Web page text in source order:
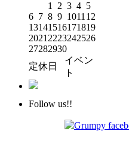
1
2 3 4 5
6 7 8 9 1011 12
13141516171819
2021 2223242526
27282930
定休日
イベン
ト
Follow us!!